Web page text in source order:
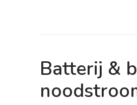
Batterij &